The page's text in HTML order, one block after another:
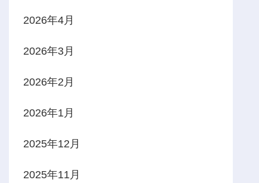
2026年4月
2026年3月
2026年2月
2026年1月
2025年12月
2025年11月